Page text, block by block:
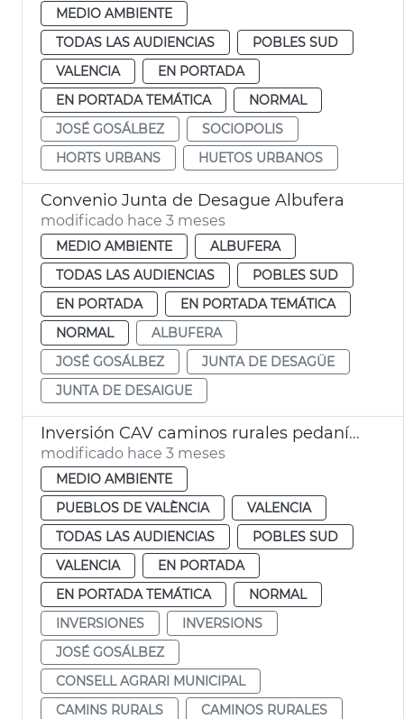
MEDIO AMBIENTE
TODAS LAS AUDIENCIAS
POBLES SUD
VALENCIA
EN PORTADA
EN PORTADA TEMÁTICA
NORMAL
JOSÉ GOSÁLBEZ
SOCIOPOLIS
HORTS URBANS
HUETOS URBANOS
Convenio Junta de Desague Albufera
modificado hace 3 meses
MEDIO AMBIENTE
ALBUFERA
TODAS LAS AUDIENCIAS
POBLES SUD
EN PORTADA
EN PORTADA TEMÁTICA
NORMAL
ALBUFERA
JOSÉ GOSÁLBEZ
JUNTA DE DESAGÜE
JUNTA DE DESAIGUE
Inversión CAV caminos rurales pedanías dana València
modificado hace 3 meses
MEDIO AMBIENTE
PUEBLOS DE VALÈNCIA
VALENCIA
TODAS LAS AUDIENCIAS
POBLES SUD
VALENCIA
EN PORTADA
EN PORTADA TEMÁTICA
NORMAL
INVERSIONES
INVERSIONS
JOSÉ GOSÁLBEZ
CONSELL AGRARI MUNICIPAL
CAMINS RURALS
CAMINOS RURALES